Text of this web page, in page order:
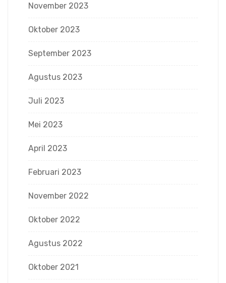
November 2023
Oktober 2023
September 2023
Agustus 2023
Juli 2023
Mei 2023
April 2023
Februari 2023
November 2022
Oktober 2022
Agustus 2022
Oktober 2021